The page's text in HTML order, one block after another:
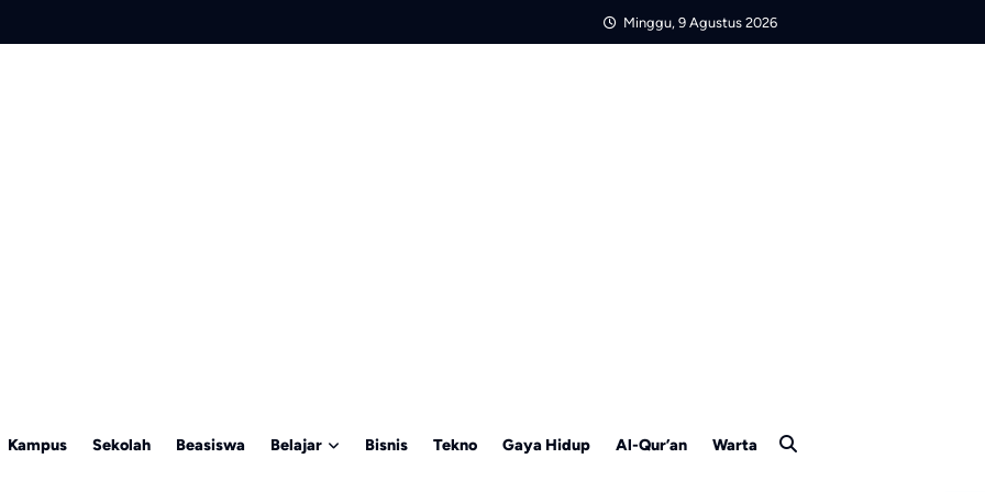
Minggu, 9 Agustus 2026
Kampus Sekolah Beasiswa Belajar Bisnis Tekno Gaya Hidup Al-Qur’an Warta